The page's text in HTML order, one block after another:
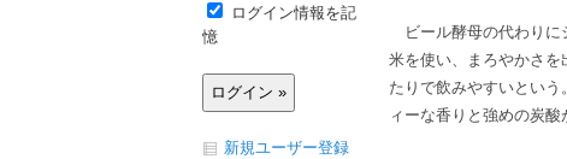
ビール酵母の代わりに
米を使い、まろやかさを
たりで飲みやすいとい
ィーな香りと強めの炭酸
ログイン情報を記
憶
新規ユーザー登録